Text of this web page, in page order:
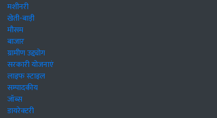
मशीनरी
खेती-बाड़ी
मौसम
बाजार
ग्रामीण उद्द्योग
सरकारी योजनाएं
लाइफ स्टाइल
सम्पादकीय
जॉब्स
डायरेक्टरी